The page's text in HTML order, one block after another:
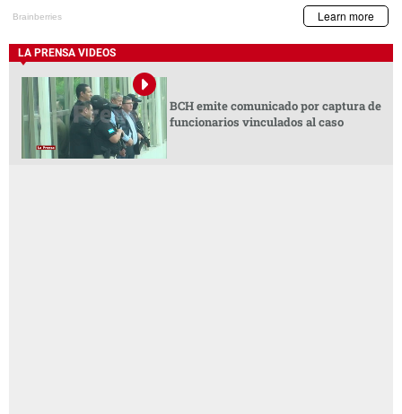
LA PRENSA VIDEOS
BCH emite comunicado por captura de
funcionarios vinculados al caso